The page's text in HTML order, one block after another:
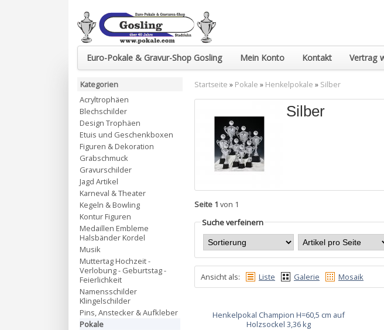
Euro-Pokale & Gravur-Shop Gosling Mein Konto Kontakt Vertrag
Startseite » Pokale » Henkelpokale » Silber
Silber
Seite 1 von 1
Suche verfeinern
Ansicht als: Liste Galerie Mosaik
Henkelpokal Champion H=60,5 cm auf
Holzsockel 3,36 kg
Kategorien
Acryltrophäen
Blechschilder
Design Trophäen
Etuis und Geschenkboxen
Figuren & Dekoration
Grabschmuck
Gravurschilder
Jagd Artikel
Karneval & Theater
Kegeln & Bowling
Kontur Figuren
Medaillen Embleme
Halsbänder Kordel
Musik
Muttertag Hochzeit -
Verlobung - Geburtstag -
Feierlichkeit
Namensschilder
Klingelschilder
Pins, Anstecker & Aufkleber
Pokale